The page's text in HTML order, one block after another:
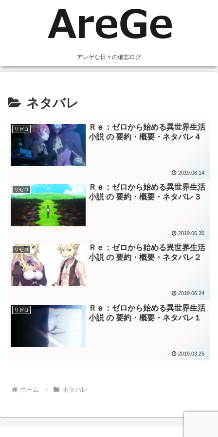
アレゲな日々の備忘ログ
ネタバレ
リゼロ
Ｒｅ：ゼロから始める異世界生活
小説 の 要約・概要・ネタバレ４
2019.08.14
リゼロ
Ｒｅ：ゼロから始める異世界生活
小説 の 要約・概要・ネタバレ３
2019.06.30
リゼロ
Ｒｅ：ゼロから始める異世界生活
小説 の 要約・概要・ネタバレ２
2019.06.24
リゼロ
Ｒｅ：ゼロから始める異世界生活
小説 の 要約・概要・ネタバレ１
2019.03.25
ホーム ネタバレ